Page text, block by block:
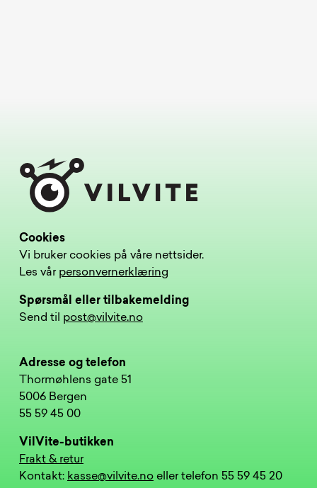
Cookies
Vi bruker cookies på våre nettsider.
Les vår personvernerklæring
Spørsmål eller tilbakemelding
Send til post@vilvite.no
Adresse og telefon
Thormøhlens gate 51
5006 Bergen
55 59 45 00
VilVite-butikken
Frakt & retur
Kontakt: kasse@vilvite.no eller telefon 55 59 45 20